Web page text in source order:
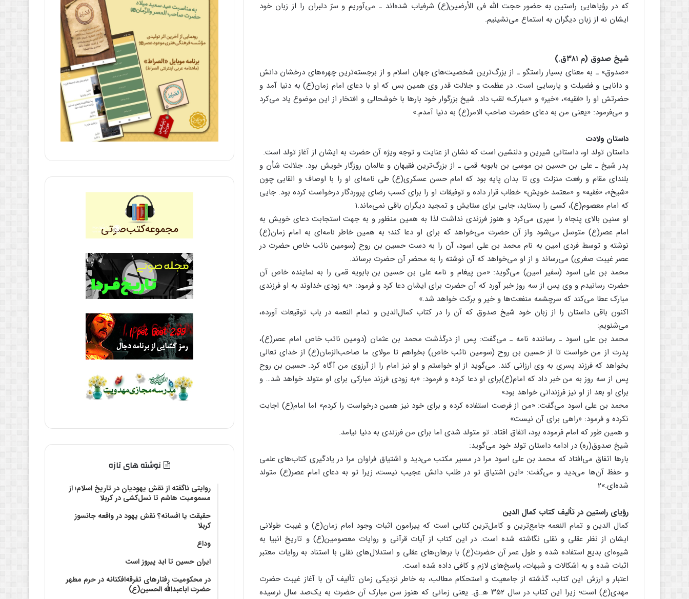
که در رؤیاهایی راستین به حضور حجت الله فی الأرضین(ع) شرفیاب شده‌اند ـ می‌آوریم و سرّ دلبران را از زبان خود
ایشان نه از زبان دیگران به استماع می‌نشینیم.
شیخ صدوق (م ۳۸۱ق.)
«صدوق» ـ به معنای بسیار راستگو ـ از بزرگ‌ترین شخصیت‌های جهان اسلام و از برجسته‌ترین چهره‌های درخشان دانش
و دانایی و فضیلت و پارسایی است. در عظمت و جلالت قدر وی همین بس که او با دعای امام زمان(ع) به دنیا آمد و
حضرتش او را «فقیه»، «خیر» و «مبارک» لقب داد. شیخ بزرگوار خود بارها با خوشحالی و افتخار از این موضوع یاد می‌کرد
و می‌فرمود: «یعنی من به دعای حضرت صاحب الامر(ع) به دنیا آمدم.»
داستان ولادت
داستان تولد او، داستانی شیرین و دلنشین است که نشان از عنایت و توجه ویژه آن حضرت به ایشان از آغاز تولد است.
پدر شیخ ـ علی بن حسین بن موسی بن بابویه قمی ـ از بزرگ‌ترین فقیهان و عالمان روزگار خویش بود. جلالت شأن و
بلندای مقام و رفعت منزلت وی تا بدان پایه بود که امام حسن عسکری(ع) طی نامه‌ای او را با اوصاف و القابی چون
«شیخ»، «فقیه» و «معتمد خویش» خطاب قرار داده و توفیقات او را برای کسب رضای پروردگار درخواست کرده بود. جایی
که امام معصوم(ع)، کسی را بستاید، جایی برای ستایش و تمجید دیگران باقی نمی‌ماند.۱
او سنین بالای پنجاه را سپری می‌کرد و هنوز فرزندی نداشت لذا به همین منظور و به جهت استجابت دعای خویش به
امام عصر(ع) متوسل می‌شود واز آن حضرت می‌خواهد که برای او دعا کند؛ به همین خاطر نامه‌ای به امام زمان(ع)
نوشته و توسط فردی امین به نام محمد بن علی اسود، آن را به دست حسین بن روح (سومین نائب خاص حضرت در
عصر غیبت صغری) می‌رساند و از او می‌خواهد که آن نوشته را به محضر آن حضرت برساند.
محمد بن علی اسود (سفیر امین) می‌گوید: «من پیغام و نامه علی بن حسین بن بابویه قمی را به نماینده خاص آن
حضرت رسانیدم و وی پس از سه روز خبر آورد که آن حضرت برای ایشان دعا کرد و فرمود: «به زودی خداوند به او فرزندی
مبارک عطا می‌کند که سرچشمه منفعت‌ها و خیر و برکت خواهد شد.»
اکنون باقی داستان را از زبان خود شیخ صدوق که آن را در کتاب کمال‌الدین و تمام النعمه در باب توقیعات آورده،
می‌شنویم:
محمد بن علی اسود ـ رساننده نامه ـ می‌گفت: پس از درگذشت محمد بن عثمان (دومین نائب خاص امام عصر(ع)،
پدرت از من خواست تا از حسین بن روح (سومین نائب خاص) بخواهم تا مولای ما صاحب‌الزمان(ع) از خدای تعالی
بخواهد که فرزند پسری به وی ارزانی کند. می‌گوید از او خواستم و او نیز امام را از آرزوی من آگاه کرد. حسین بن روح
پس از سه روز به من خبر داد که امام(ع)‌برای او دعا کرده و فرمود:‌ «به زودی فرزند مبارکی برای او متولد خواهد شد… و
برای او بعد از او نیز فرزندانی خواهد بود»
محمد بن علی اسود می‌گفت: «من از فرصت استفاده کرده و برای خود نیز همین درخواست را کردم» اما امام(ع) اجابت
نکرده و فرمود: «راهی برای آن نیست»
و همین طور که امام فرموده بود، اتفاق افتاد. تو متولد شدی اما برای من فرزندی به دنیا نیامد.
شیخ صدوق(ره) در ادامه داستان تولد خود می‌گوید:
بارها اتفاق می‌افتاد که محمد بن علی اسود مرا در مسیر مکتب می‌دید و اشتیاق فراوان مرا در یادگیری کتاب‌های علمی
و حفظ آن‌ها می‌دید و می‌گفت: «این اشتیاق تو در طلب دانش عجیب نیست، زیرا تو به دعای امام عصر(ع) متولد
شده‌ای.»2
رؤیای راستین در تألیف کتاب کمال الدین
کمال الدین و تمام النعمه جامع‌ترین و کامل‌ترین کتابی است که پیرامون اثبات وجود امام زمان(ع) و غیبت طولانی
ایشان از نظر عقلی و نقلی نگاشته شده است. در این کتاب از آیات قرآنی و روایات معصومین(ع) و تاریخ انبیا به
شیوه‌ای بدیع استفاده شده و طول عمر آن حضرت(ع) با برهان‌های عقلی و استدلال‌های نقلی با استناد به روایات معتبر
اثبات شده و به اشکالات و شبهات، پاسخ‌های لازم و کافی داده شده است.
اعتبار و ارزش این کتاب، گذشته از جامعیت و استحکام مطالب، به خاطر نزدیکی زمان تألیف آن با آغاز غیبت حضرت
مهدی(ع) است؛ زیرا این کتاب در سال ۳۵۲ ه‍..ق. یعنی زمانی که هنوز سن مبارک آن حضرت به یک‌صد سال نرسیده
نوشته های تازه
روایتی ناگفته از نقش یهودیان در تاریخ اسلام؛ از
مسمومیت هاشم تا نسل‌کشی در کربلا
حقیقت یا افسانه؟‌ نقش یهود در واقعه جانسوز
کربلا
وداع
ایران حسین تا ابد پیروز است
در محکومیت رفتارهای تفرقه‌افکنانه در حرم مطهر
حضرت اباعبدالله الحسین(ع)